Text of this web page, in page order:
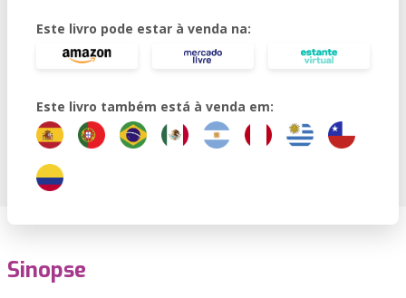
Este livro pode estar à venda na:
Este livro também está à venda em:
Sinopse